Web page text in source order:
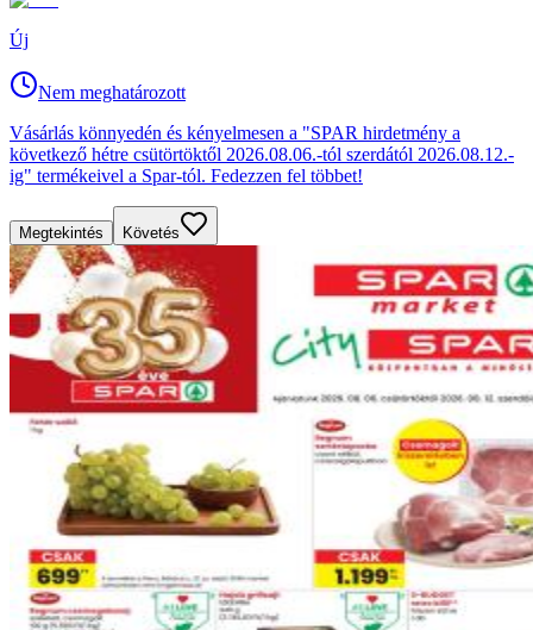
Új
Nem meghatározott
Vásárlás könnyedén és kényelmesen a "SPAR hirdetmény a
következő hétre csütörtöktől 2026.08.06.-tól szerdától 2026.08.12.-
ig" termékeivel a Spar-tól. Fedezzen fel többet!
Megtekintés Követés